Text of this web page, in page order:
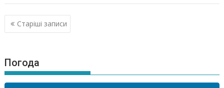
Навігація
за
Старіші записи
Погода